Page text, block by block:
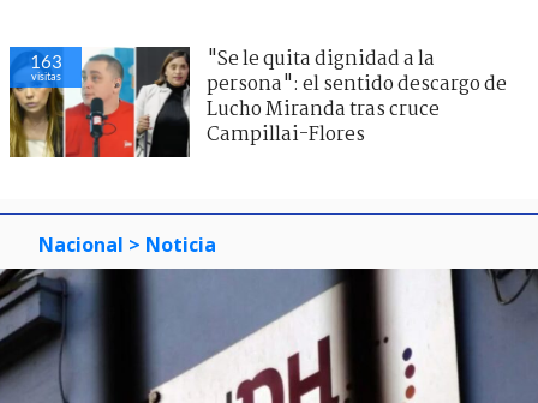
163
visitas
"Se le quita dignidad a la
persona": el sentido descargo de
Lucho Miranda tras cruce
Campillai-Flores
Nacional > Noticia